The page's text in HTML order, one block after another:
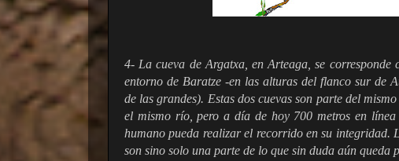
4- La cueva de Argatxa, en Arteaga, se corresponde
entorno de Baratze -en las alturas del flanco sur de
de las grandes). Estas dos cuevas son parte del
el mismo río, pero a día de hoy 700 metros en
humano pueda realizar el recorrido en su integridad.
son sino solo una parte de lo que sin duda aún queda